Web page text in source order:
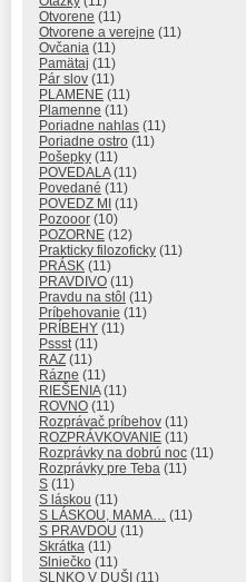
Otvorene (11)
Otvorene a verejne (11)
Ovčania (11)
Pamätaj (11)
Pár slov (11)
PLAMENE (11)
Plamenne (11)
Poriadne nahlas (11)
Poriadne ostro (11)
Pošepky (11)
POVEDALA(11)
Povedané (11)
POVEDZ MI (11)
Pozooor (10)
POZORNE (12)
Prakticky filozoficky (11)
PRÁSK (11)
PRAVDIVO (11)
Pravdu na stôl (11)
Príbehovanie (11)
PRÍBEHY (11)
Pssst (11)
RAZ (11)
Rázne (11)
RIEŠENIA(11)
ROVNO (11)
Rozprávač príbehov (11)
ROZPRÁVKOVANIE (11)
Rozprávky na dobrú noc (11)
Rozprávky pre Teba (11)
S (11)
S láskou (11)
S LÁSKOU, MAMA…
(11)
S PRAVDOU (11)
Skrátka (11)
Slniečko (11)
SLNKO V DUŠI (11)